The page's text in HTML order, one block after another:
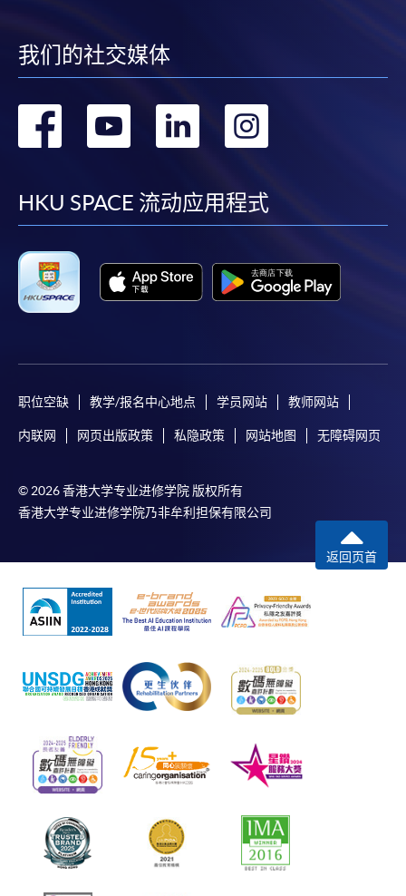
我们的社交媒体
转
facebook
转
youtube
转
linkedin
HKU SPACE 流动应用程式
职位空缺 教学/报名中心地点 学员网站 教师网站
内联网 网页出版政策 私隐政策 网站地图 无障碍网页
© 2026 香港大学专业进修学院 版权所有
香港大学专业进修学院乃非牟利担保有限公司
返回页首